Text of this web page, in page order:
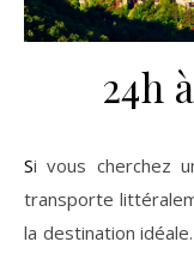
24h
Si vous cherchez une escapade d’une journée qui vous
transporte
la destination